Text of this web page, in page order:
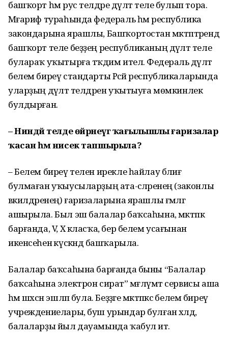
башҡорт һәм рус телдәре дәүләт теле булып тора.
Мәғариф тураһында федераль һәм республика
закондарына ярашлы, Башҡортостан мәктәптәрендә
башҡорт теле беҙҙең республиканың дәүләт теле
булараҡ уҡытырға тәҡдим ителә. Федераль дәүләт
белем биреү стандарты Рәсәй республикаларында
уларҙың дәүләт телдәрен уҡытыуға мөмкинлек
булдырған.
– Ниндәй телде өйрәнеүгә ҡағылышлы ғаризалар
ҡасан һәм нисек тапшырыла?
– Белем биреү телен ирекле һайлау бәлиғ
булмаған уҡыусыларҙың ата-әсәләренең (законлы
вәкилдәренең) ғаризаларына ярашлы ғәмәлгә
ашырыла. Был эш балалар баҡсаһына, мәктәпкә
барғанда, V, X класҡа, бер белем усағынан
икенсеһенә күскәндә башҡарыла.
Балалар баҡсаһына барғанда быны “Балалар
баҡсаһына электрон сират” мәғлүмәт сервисы аша
һәм шәхсән эшләп була. Беҙҙәге мәктәпкәсә белем биреү
учреждениелары, буш урындар булған хәлдә,
балаларҙы йыл дауамында ҡабул итә.